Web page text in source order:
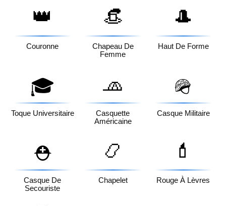
👑
Couronne
👒
Chapeau De
Femme
🎩
Haut De Forme
🎓
Toque Universitaire
🧢
Casquette
Américaine
🪖
Casque Militaire
⛑️
Casque De
Secouriste
📿
Chapelet
💄
Rouge À Lèvres